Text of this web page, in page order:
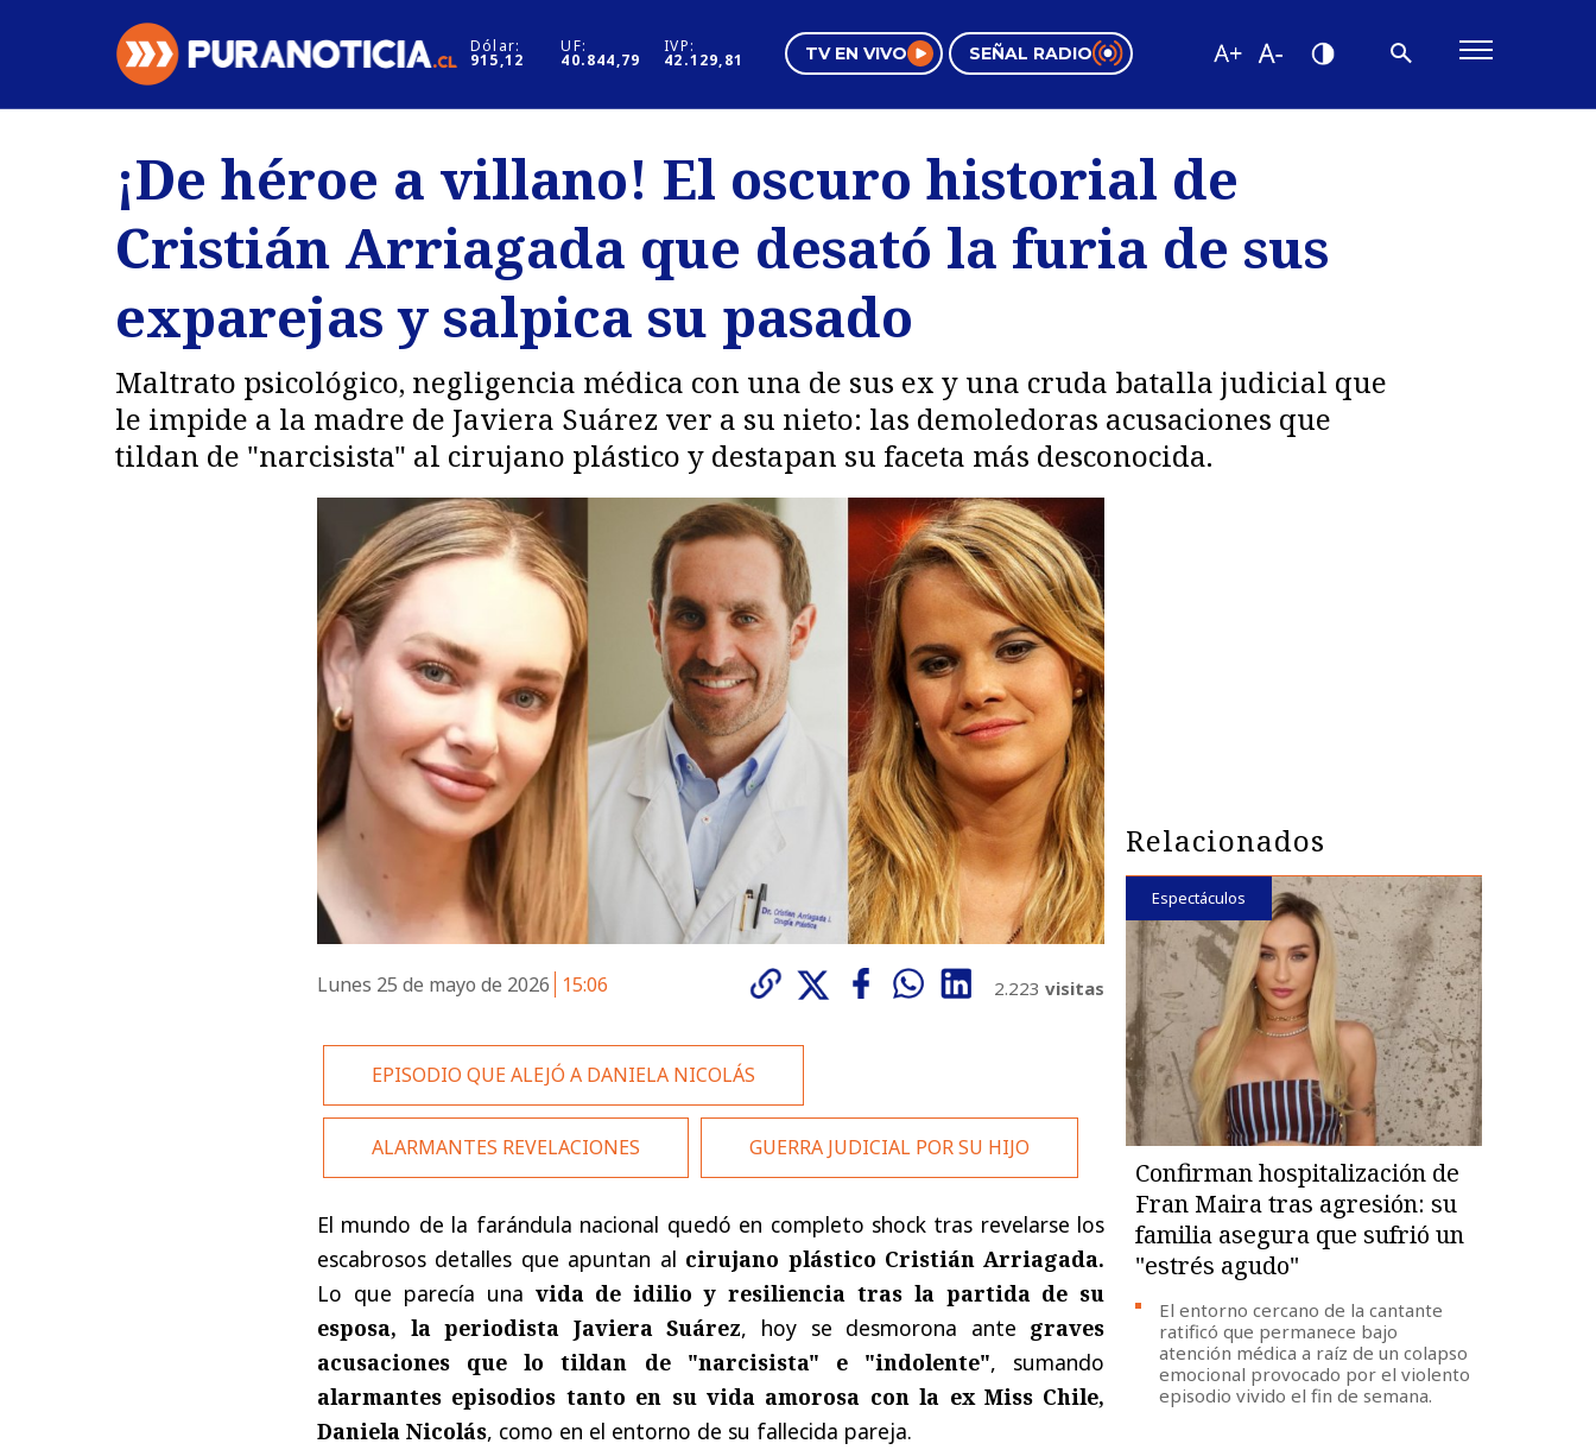
Dólar:
915,12
UF:
40.844,79
IVP:
42.129,81 TV EN VIVO SEÑAL RADIO
Regiones
Deportes
Internacional
Motores
Negocios
Pura Mujer
Tendencias
Videos
¡De héroe a villano! El oscuro historial de
Cristián Arriagada que desató la furia de sus
exparejas y salpica su pasado
Maltrato psicológico, negligencia médica con una de sus ex y una cruda batalla judicial que
le impide a la madre de Javiera Suárez ver a su nieto: las demoledoras acusaciones que
tildan de "narcisista" al cirujano plástico y destapan su faceta más desconocida.
Lunes 25 de mayo de 2026 15:06 2.223 visitas
EPISODIO QUE ALEJÓ A DANIELA NICOLÁS
ALARMANTES REVELACIONES GUERRA JUDICIAL POR SU HIJO
El mundo de la farándula nacional quedó en completo shock tras revelarse los
escabrosos detalles que apuntan al cirujano plástico Cristián Arriagada.
Lo que parecía una vida de idilio y resiliencia tras la partida de su
esposa, la periodista Javiera Suárez, hoy se desmorona ante graves
acusaciones que lo tildan de "narcisista" e "indolente", sumando
alarmantes episodios tanto en su vida amorosa con la ex Miss Chile,
Daniela Nicolás, como en el entorno de su fallecida pareja.
Relacionados
Espectáculos
Confirman hospitalización de
Fran Maira tras agresión: su
familia asegura que sufrió un
"estrés agudo"
El entorno cercano de la cantante
ratificó que permanece bajo
atención médica a raíz de un colapso
emocional provocado por el violento
episodio vivido el fin de semana.